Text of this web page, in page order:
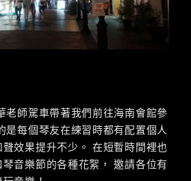
老師駕車帶著我們前往海南會館參
是每個琴友在練習時都有配置個人
效果提升不少。 在短暫時間裡也
音樂節的各種花絮， 邀請各位有